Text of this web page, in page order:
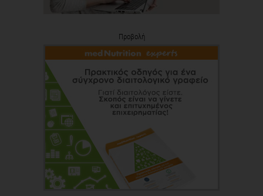
Προβολή